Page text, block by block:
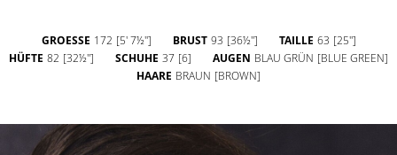
GROESSE 172 [5' 7½''] BRUST 93 [36½''] TAILLE 63 [25'']
HÜFTE 82 [32½''] SCHUHE 37 [6] AUGEN BLAU GRÜN [BLUE GREEN]
HAARE BRAUN [BROWN]